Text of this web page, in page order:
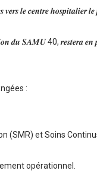
𝒗𝒆𝒓𝒔 𝒍𝒆 𝒄𝒆𝒏𝒕𝒓𝒆
𝒅𝒖 𝑺𝑨𝑴𝑼 40,
:
(SMR) et Soins
opérationnel.